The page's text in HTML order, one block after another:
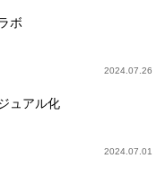
ボ
2024.07.26
ュアル化
2024.07.01